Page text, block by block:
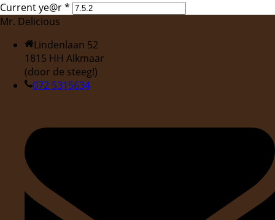
Current ye@r*
Mr. Delicious
Lindenlaan 52
1815 HH Alkmaar
(door de steeg!)
072 5315634